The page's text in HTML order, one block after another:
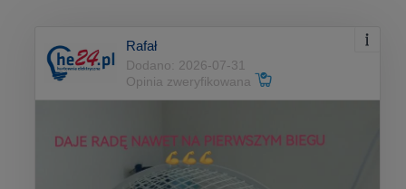
Rafał
Dodano: 2026-07-31
Opinia zweryfikowana